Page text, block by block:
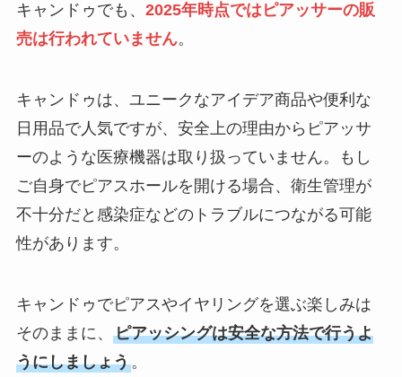
キャンドゥでも、 2025年時点ではピアッサーの販
売は行われていません。
キャンドゥは、ユニークなアイデア商品や便利な
日用品で人気ですが、安全上の理由からピアッサ
ーのような医療機器は取り扱っていません。もし
ご自身でピアスホールを開ける場合、衛生管理が
不十分だと感染症などのトラブルにつながる可能
性があります。
キャンドゥでピアスやイヤリングを選ぶ楽しみは
そのままに、 ピアッシングは安全な方法で行うよ
うにしましょう。